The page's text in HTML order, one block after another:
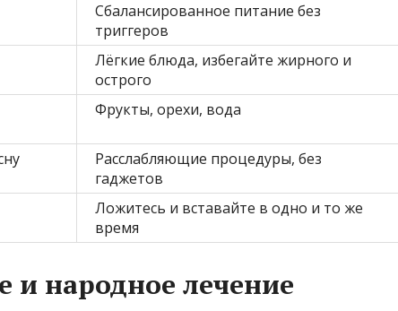
Сбалансированное питание без
триггеров
Лёгкие блюда, избегайте жирного и
острого
Фрукты, орехи, вода
Расслабляющие процедуры, без
гаджетов
Ложитесь и вставайте в одно и то же
время
и народное лечение